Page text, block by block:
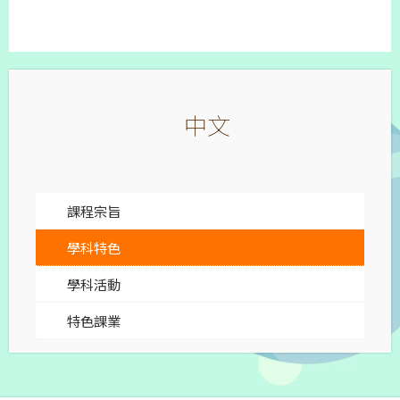
中文
課程宗旨
學科特色
學科活動
特色課業